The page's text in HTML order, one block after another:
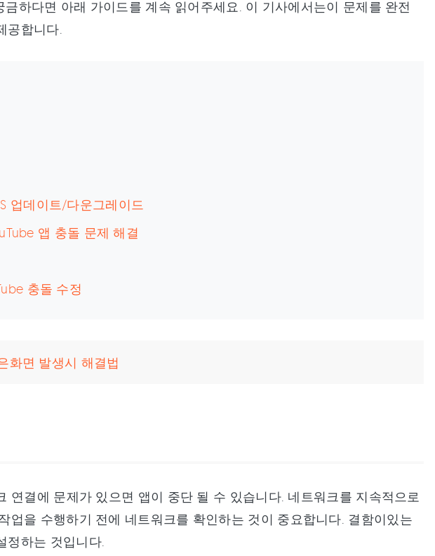
하다면 아래 가이드를 계속 읽어주세요. 이 기사에서는이 문제를 완전
공합니다.
업데이트/다운그레이드
앱 충돌 문제 해결
충돌 수정
화면 발생시 해결법
연결에 문제가 있으면 앱이 중단 될 수 있습니다. 네트워크를 지속적으로
업을 수행하기 전에 네트워크를 확인하는 것이 중요합니다. 결함이있는
정하는 것입니다.